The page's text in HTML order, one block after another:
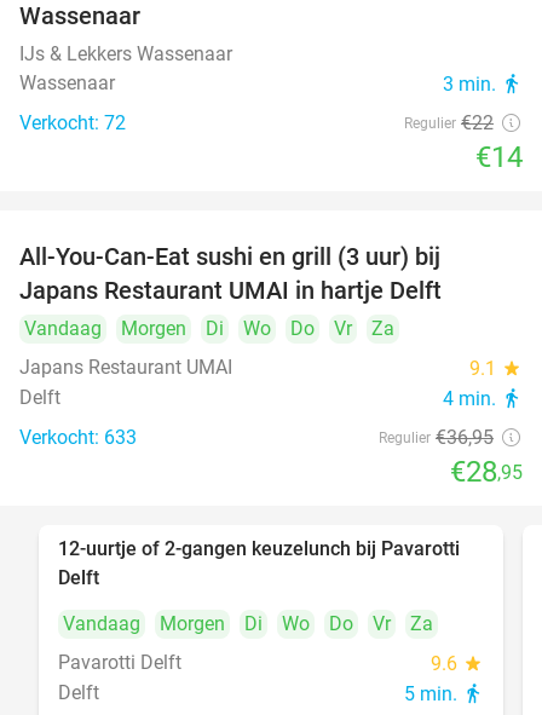
Wassenaar
IJs & Lekkers Wassenaar
Wassenaar
3 min. directions_walk
Verkocht: 72 Regulier €22
€14
All-You-Can-Eat sushi en grill (3 uur) bij
Japans Restaurant UMAI in hartje Delft
Vandaag Morgen Di Wo Do Vr
Za
Japans Restaurant UMAI
9.1 star
Delft 4 min. directions_walk
Verkocht: 633 Regulier €36,95
€28,95
31%
12-uurtje of 2-gangen keuzelunch bij Pavarotti
Delft
Vandaag
Morgen Di Wo Do Vr
Za
Pavarotti Delft
9.6 star
Delft 5 min. directions_walk